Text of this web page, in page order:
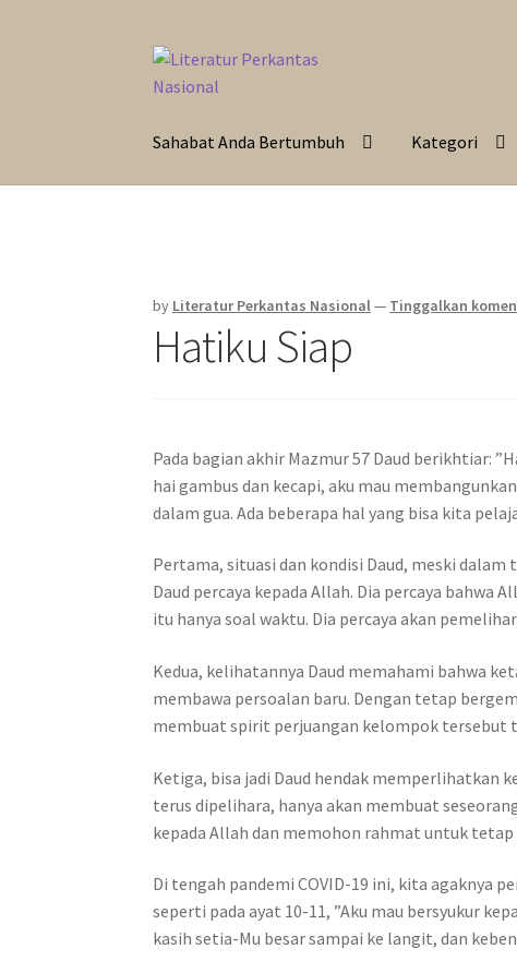
Skip
to
Langsung
ke
Sahabat Anda Bertumbuh
Kategori
by Literatur Perkantas Nasional— Tinggalkan
Hatiku Siap
Pada bagian akhir Mazmur 57 Daud berikhtiar:
hai gambus dan kecapi, aku mau
dalam gua. Ada beberapa hal yang bisa kita
Pertama, situasi dan kondisi Daud, meski
Daud percaya kepada Allah. Dia percaya bahwa
itu hanya soal waktu. Dia percaya akan
Kedua, kelihatannya Daud memahami bahwa
membawa persoalan baru. Dengan tetap
membuat spirit perjuangan kelompok tersebut
Ketiga, bisa jadi Daud hendak memperlihatkan
terus dipelihara, hanya akan membuat
kepada Allah dan memohon rahmat untuk
Di tengah pandemi COVID-19 ini, kita agaknya
seperti pada ayat 10-11, ”Aku mau bersyukur
kasih setia-Mu besar sampai ke langit, dan